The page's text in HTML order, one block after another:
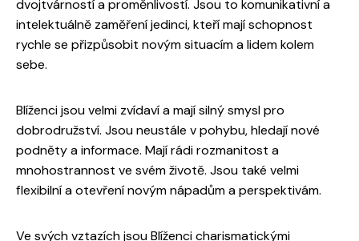
dvojtvárností a proměnlivostí. Jsou to komunikativní a
intelektuálně zaměření jedinci, kteří mají schopnost
rychle se přizpůsobit novým situacím a lidem kolem
sebe.
Blíženci jsou velmi zvídaví a mají silný smysl pro
dobrodružství. Jsou neustále v pohybu, hledají nové
podněty a informace. Mají rádi rozmanitost a
mnohostrannost ve svém životě. Jsou také velmi
flexibilní a otevření novým nápadům a perspektivám.
Ve svých vztazích jsou Blíženci charismatickými